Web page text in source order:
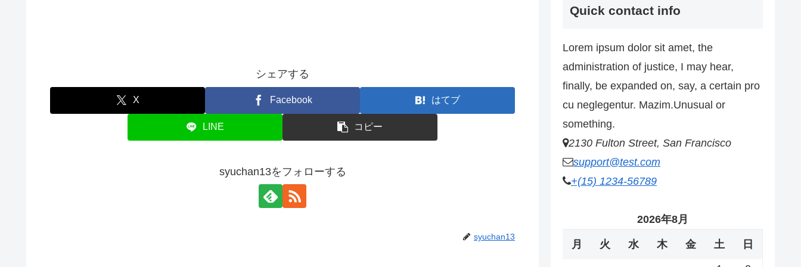
シェアする
X Facebook はてブ
LINE コピー
syuchan13をフォローする
syuchan13
Quick contact info
Lorem ipsum dolor sit amet, the
administration of justice, I may hear,
finally, be expanded on, say, a certain pro
cu neglegentur. Mazim.Unusual or
something.
2130 Fulton Street, San Francisco
support@test.com
+(15) 1234-56789
2026年8月
月 火 水 木 金 土 日